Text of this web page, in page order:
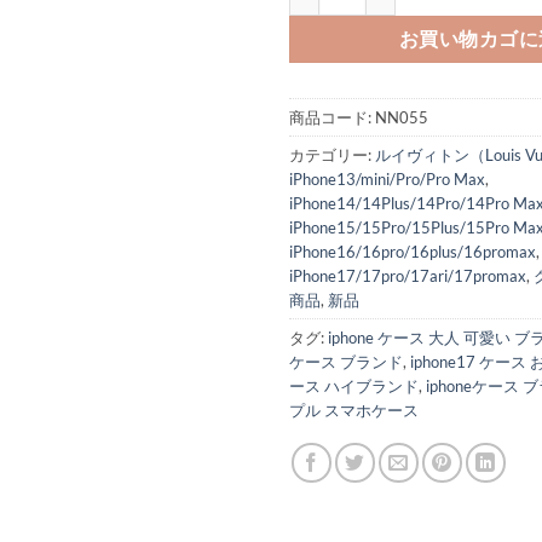
お買い物カゴ
商品コード: NN055
カテゴリー: ルイヴィトン（Louis
iPhone13/mini/Pro/Pro Max,
iPhone14/14Plus/14Pro/14Pro
iPhone15/15Pro/15Plus/15Pro
iPhone16/16pro/16plus/16promax,
iPhone17/17pro/17ari/17promax,
商品, 新品
タグ: iphone ケース 大人 可愛い ブ
ケース ブランド, iphone17 ケース
ース ハイブランド, iphoneケース
プル スマホケース